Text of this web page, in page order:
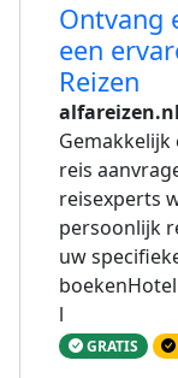
Ontvang
een
Reizen
alfareizen.nl
reis
reisexperts
persoonlijk
uw
l
GRATIS